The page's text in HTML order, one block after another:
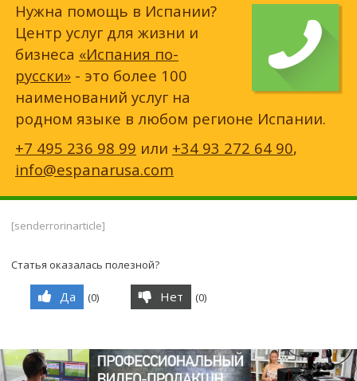
Нужна помощь в Испании?
Центр услуг для жизни и
бизнеса «Испания по-
русски» - это более 100
наименований услуг на
родном языке в любом регионе Испании.
+7 495 236 98 99 или +34 93 272 64 90,
info@espanarusa.com
[senderrorinarticle]
Статья оказалась полезной?
Да (0) Нет (0)